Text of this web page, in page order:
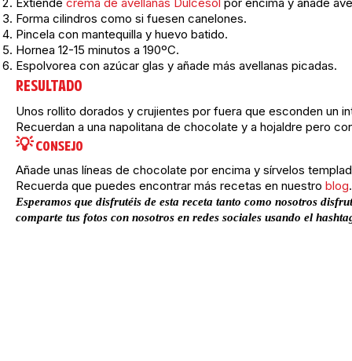
Extiende crema de avellanas Dulcesol por encima y añade
Forma cilindros como si fuesen canelones.
Pincela con mantequilla y huevo batido.
Hornea 12-15 minutos a 190ºC.
Espolvorea con azúcar glas y añade más avellanas picadas.
RESULTADO
Unos rollito dorados y crujientes por fuera que esconden un
Recuerdan a una napolitana de chocolate y a hojaldre pero
💡 CONSEJO
Añade unas líneas de chocolate por encima y sírvelos
Recuerda que puedes encontrar más recetas en nuestro blog
Esperamos que disfrutéis de esta receta tanto como nosotros
comparte tus fotos con nosotros en redes sociales usando el